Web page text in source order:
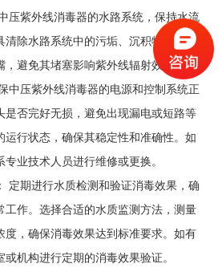
压紫外线消毒器的水路系统，保持水流
清除水路系统中的污垢、沉积物和杂
，避免其堵塞影响紫外线辐射效果。
中压紫外线消毒器的电源和控制系统正
是否完好无损，避免出现漏电或短路等
运行状态，确保其稳定性和准确性。如
业技术人员进行维修或更换。
定期进行水质检测和验证消毒效果，确
工作。选择合适的水质监测方法，测量
度，确保消毒效果达到标准要求。如有
机构进行定期的消毒效果验证。